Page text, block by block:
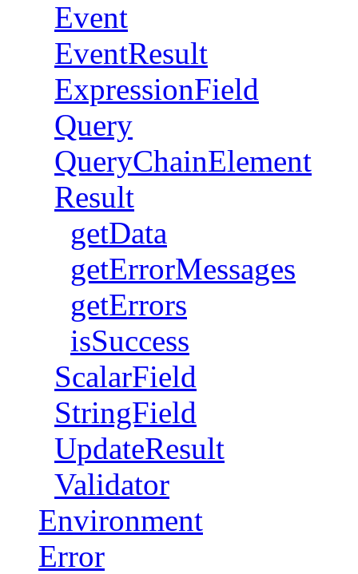
Event
EventResult
ExpressionField
Query
QueryChainElement
Result
getData
getErrorMessages
getErrors
isSuccess
ScalarField
StringField
UpdateResult
Validator
Environment
Error